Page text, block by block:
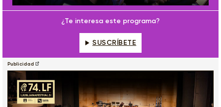
Play Mute Settings
Enter
¿Te interesa este programa?
SUSCRÍBETE
Publicidad